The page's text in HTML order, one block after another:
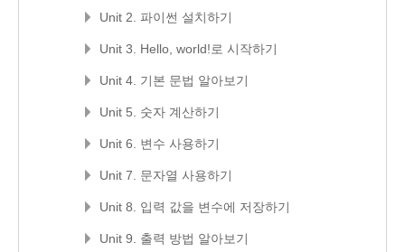
Unit 2. 파이썬 설치하기
Unit 3. Hello, world!로 시작하기
Unit 4. 기본 문법 알아보기
Unit 5. 숫자 계산하기
Unit 6. 변수 사용하기
Unit 7. 문자열 사용하기
Unit 8. 입력 값을 변수에 저장하기
Unit 9. 출력 방법 알아보기